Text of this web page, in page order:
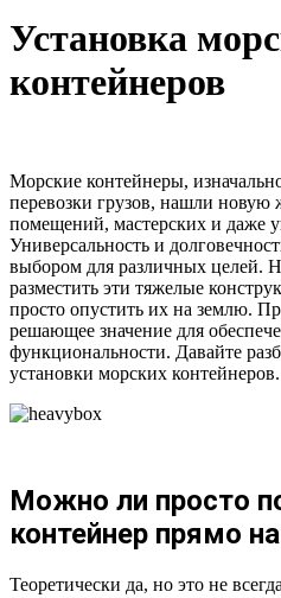
Установка
контейнеров
Морские контейнеры,
перевозки грузов, нашли новую
помещений, мастерских и даже
Универсальность и
выбором для различных целей.
разместить эти тяжелые
просто опустить их на землю.
решающее значение для
функциональности. Давайте
установки морских контейнеров.
Можно ли просто
контейнер прямо
Теоретически да, но это не